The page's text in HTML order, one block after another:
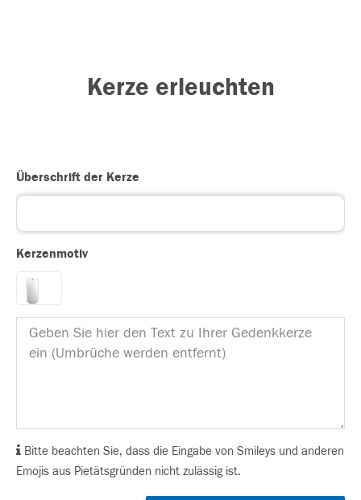
Kerze erleuchten
Überschrift der Kerze
Kerzenmotiv
Bitte beachten Sie, dass die Eingabe von Smileys und anderen
Emojis aus Pietätsgründen nicht zulässig ist.